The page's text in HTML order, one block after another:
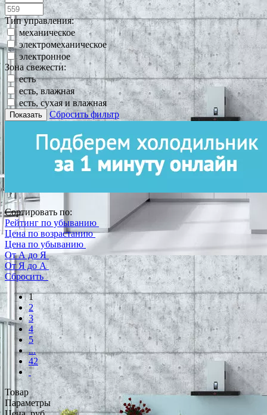
Тип управления:
механическое
электромеханическое
электронное
Зона свежести:
есть
есть, влажная
есть, сухая и влажная
Показать Сбросить фильтр
Сортировать по:
Рейтинг по убыванию
Цена по возрастанию
Цена по убыванию
От А до Я
От Я до А
Сбросить
1
2
3
4
5
...
42
Товар
Параметры